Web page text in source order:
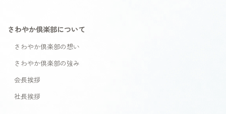
さわやか倶楽部について
さわやか倶楽部の想い
さわやか倶楽部の強み
会長挨拶
社長挨拶